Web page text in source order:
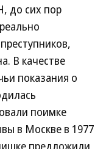
до сих пор
В качестве
показания о
поимке
в Москве в 1977
предложили